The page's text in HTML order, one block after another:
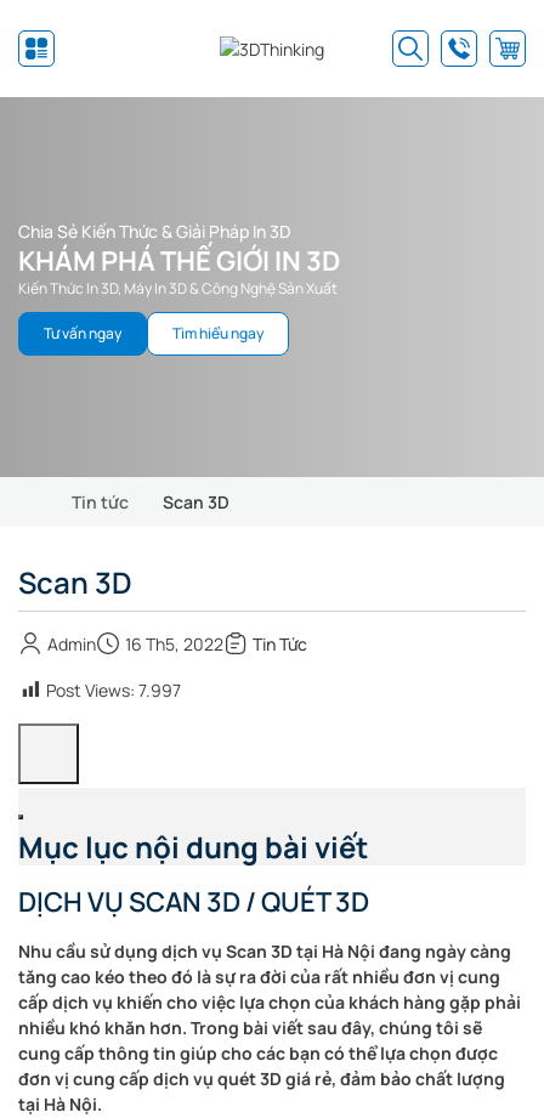
Chia Sẻ Kiến Thức & Giải Pháp In 3D
KHÁM PHÁ THẾ GIỚI IN 3D
Kiến Thức In 3D, Máy In 3D & Công Nghệ Sản Xuất
Tư vấn ngay Tìm hiểu ngay
Tin tức Scan 3D
Scan 3D
Admin 16 Th5, 2022 Tin Tức
Post Views: 7.997
Mục lục nội dung bài viết
DỊCH VỤ SCAN 3D / QUÉT 3D
Nhu cầu sử dụng dịch vụ Scan 3D tại Hà Nội đang ngày càng
tăng cao kéo theo đó là sự ra đời của rất nhiều đơn vị cung
cấp dịch vụ khiến cho việc lựa chọn của khách hàng gặp phải
nhiều khó khăn hơn. Trong bài viết sau đây, chúng tôi sẽ
cung cấp thông tin giúp cho các bạn có thể lựa chọn được
đơn vị cung cấp dịch vụ quét 3D giá rẻ, đảm bảo chất lượng
tại Hà Nội.